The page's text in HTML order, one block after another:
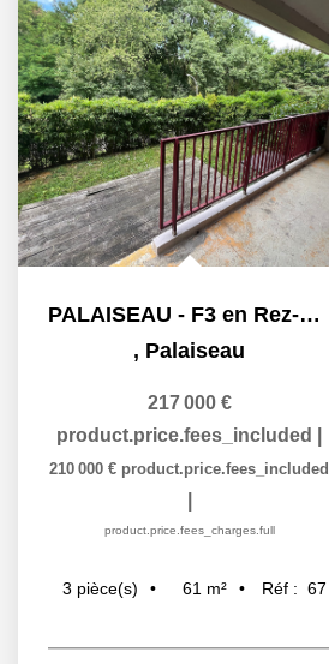
PALAISEAU - F3 en Rez-de-jardin
, Palaiseau
217 000 €
product.price.fees_included
210 000 € product.price.fees_included
product.price.fees_charges.full
3 pièce(s) 61 m² Réf : 67